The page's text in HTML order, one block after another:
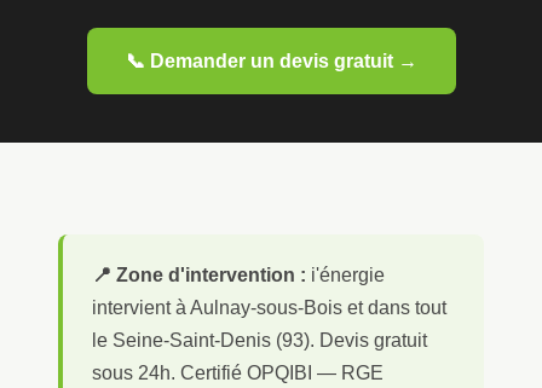
📞 Demander un devis gratuit →
📍 Zone d'intervention : i'énergie
intervient à Aulnay-sous-Bois et dans tout
le Seine-Saint-Denis (93). Devis gratuit
sous 24h. Certifié OPQIBI — RGE